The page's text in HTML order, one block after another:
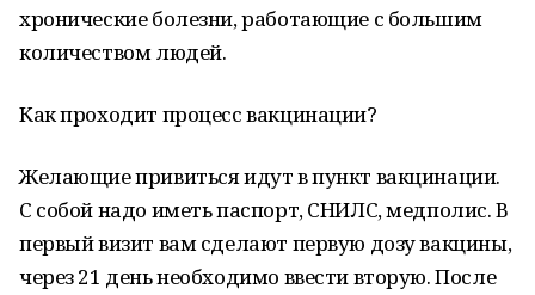
хронические болезни, работающие с большим
количеством людей.
Как проходит процесс вакцинации?
Желающие привиться идут в пункт вакцинации.
С собой надо иметь паспорт, СНИЛС, медполис. В
первый визит вам сделают первую дозу вакцины,
через 21 день необходимо ввести вторую. После